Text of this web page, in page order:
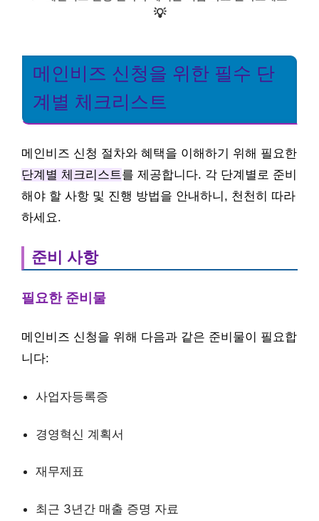
💡
메인비즈 신청을 위한 필수 단
계별 체크리스트
메인비즈 신청 절차와 혜택을 이해하기 위해 필요한
단계별 체크리스트 를 제공합니다. 각 단계별로 준비
해야 할 사항 및 진행 방법을 안내하니, 천천히 따라
하세요.
준비 사항
필요한 준비물
메인비즈 신청을 위해 다음과 같은 준비물이 필요합
니다:
사업자등록증
경영혁신 계획서
재무제표
최근 3년간 매출 증명 자료